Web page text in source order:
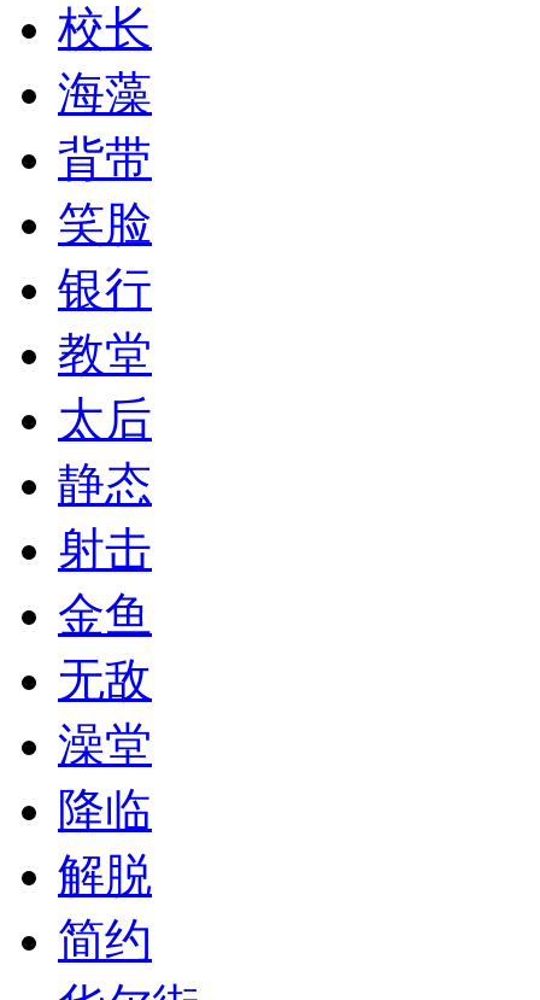
校长
海藻
背带
笑脸
银行
教堂
太后
静态
射击
金鱼
无敌
澡堂
降临
解脱
简约